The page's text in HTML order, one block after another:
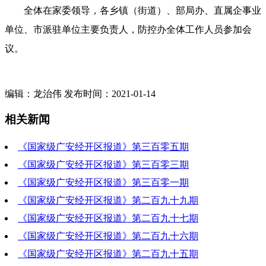
全体在家委领导，各乡镇（街道）、部局办、直属企事业
单位、市派驻单位主要负责人，防控办全体工作人员参加会
议。
编辑：龙治伟 发布时间：2021-01-14
相关新闻
《国家级广安经开区报道》第三百零五期
2025-01-09 18:04:30
《国家级广安经开区报道》第三百零三期
2024-12-26 18:24:11
《国家级广安经开区报道》第三百零一期
2024-12-12 18:10:26
《国家级广安经开区报道》第二百九十九期
2024-11-28 19:40:56
《国家级广安经开区报道》第二百九十七期
2024-11-14 18:14:09
《国家级广安经开区报道》第二百九十六期
2024-11-14 18:21:18
《国家级广安经开区报道》第二百九十五期